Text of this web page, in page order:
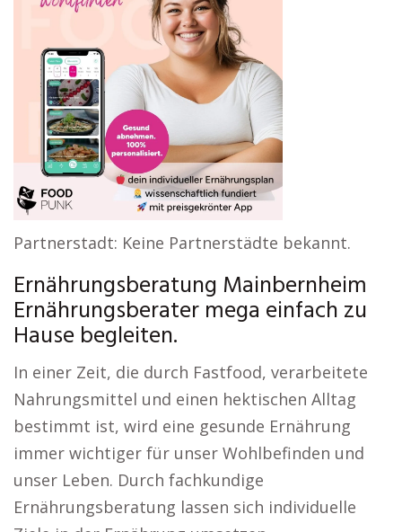
Partnerstadt: Keine Partnerstädte bekannt.
Ernährungsberatung Mainbernheim
Ernährungsberater mega einfach zu
Hause begleiten.
In einer Zeit, die durch Fastfood, verarbeitete
Nahrungsmittel und einen hektischen Alltag
bestimmt ist, wird eine gesunde Ernährung
immer wichtiger für unser Wohlbefinden und
unser Leben. Durch fachkundige
Ernährungsberatung lassen sich individuelle